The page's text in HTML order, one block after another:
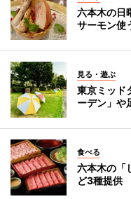
六本木の日
サーモン使
見る・遊ぶ
東京ミッド
ーデン」や
食べる
六本木の「
ど3種提供